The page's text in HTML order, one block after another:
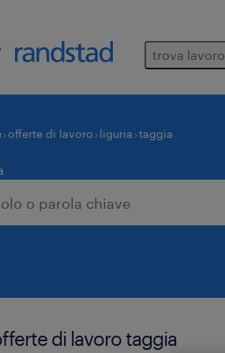
trova lavoro
offerte di lavoro liguria taggia
di lavoro taggia